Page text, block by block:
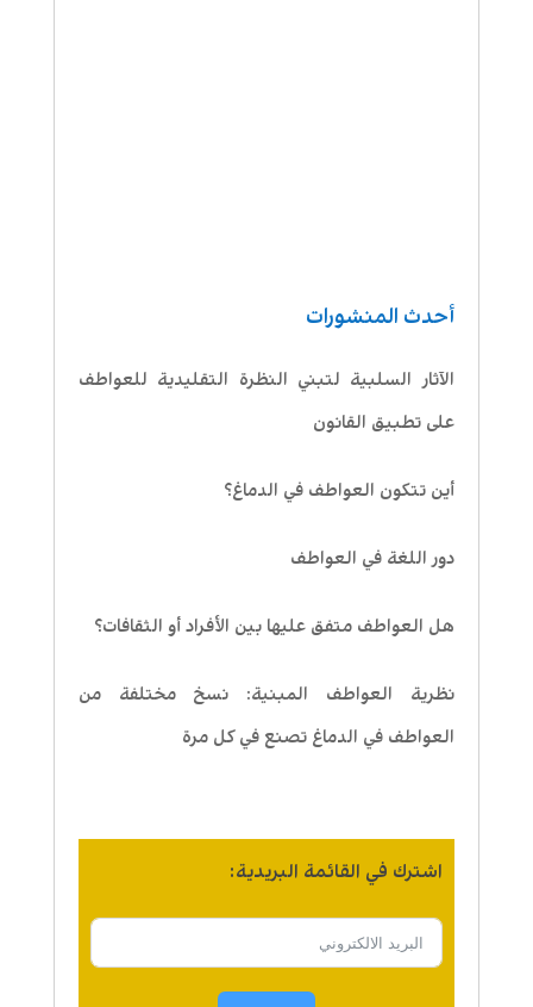
أحدث المنشورات
الآثار السلبية لتبني النظرة التقليدية للعواطف
على تطبيق القانون
أين تتكون العواطف في الدماغ؟
دور اللغة في العواطف
هل العواطف متفق عليها بين الأفراد أو الثقافات؟
نظرية العواطف المبنية: نسخ مختلفة من
العواطف في الدماغ تصنع في كل مرة
اشترك في القائمة البريدية: